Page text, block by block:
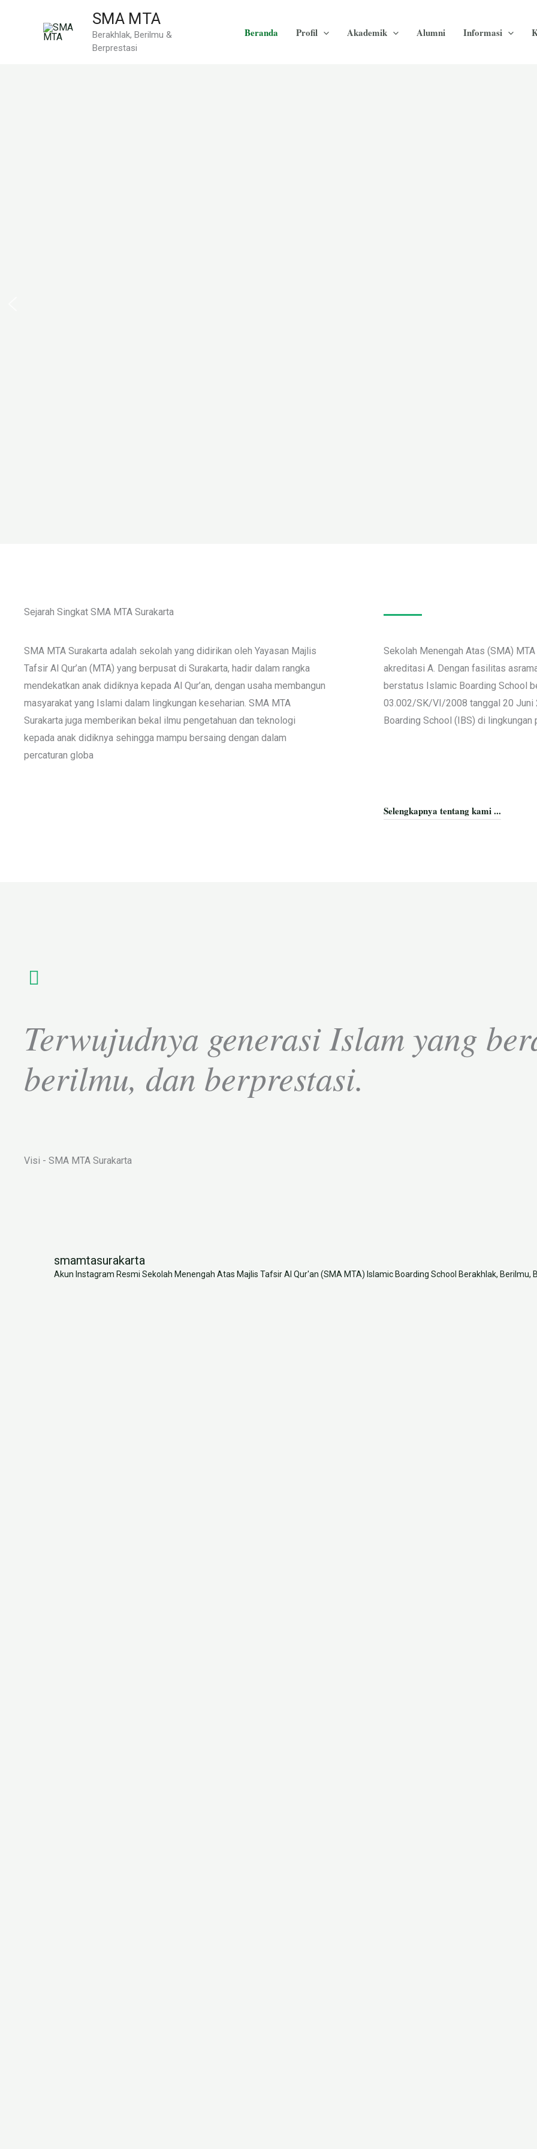
SMA MTA
Berakhlak, Berilmu &
Berprestasi
Beranda Profil Akademik Alumni Informasi
Sejarah Singkat SMA MTA Surakarta
SMA MTA Surakarta adalah sekolah yang didirikan oleh Yayasan Majlis
Tafsir Al Qur’an (MTA) yang berpusat di Surakarta, hadir dalam rangka
mendekatkan anak didiknya kepada Al Qur’an, dengan usaha membangun
masyarakat yang Islami dalam lingkungan keseharian. SMA MTA
Surakarta juga memberikan bekal ilmu pengetahuan dan teknologi
kepada anak didiknya sehingga mampu bersaing dengan dalam
percaturan globa
Sekolah Menengah Atas (SMA)
akreditasi A. Dengan fasilitas
berstatus Islamic Boarding School
03.002/SK/VI/2008 tanggal 20 Juni
Boarding School (IBS) di lingkungan
Selengkapnya tentang kami ...
Terwujudnya generasi Islam yang
berilmu, dan berprestasi.
Visi - SMA MTA Surakarta
smamtasurakarta
Akun Instagram Resmi Sekolah Menengah Atas Majlis Tafsir Al Qur'an (SMA MTA) Islamic Boarding School Berakhlak, Berilmu,